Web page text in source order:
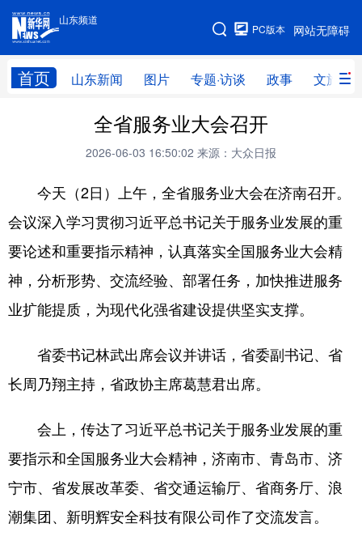
山东频道
网站无障碍
PC版本
首页 山东新闻 图片 专题·访谈 政事 文旅
手机版
网站地图
高层 时政
财经 网评
台湾 思客智库 全球连线 教育
科技 科普 体育 文化
健康 军事 访谈 视频
图片 中央文件 金融 汽车
溯源中国 城市 旅游 能源
会展 彩票 娱乐
悦读 公益 书画 一带一路
亚太网 上市公司 投教基地
地方频道
全省服务业大会召开
2026-06-03 16:50:02 来源：大众日报
今天（2日）上午，全省服务业大会在济南召开。
会议深入学习贯彻习近平总书记关于服务业发展的重
要论述和重要指示精神，认真落实全国服务业大会精
神，分析形势、交流经验、部署任务，加快推进服务
业扩能提质，为现代化强省建设提供坚实支撑。
省委书记林武出席会议并讲话，省委副书记、省
长周乃翔主持，省政协主席葛慧君出席。
会上，传达了习近平总书记关于服务业发展的重
要指示和全国服务业大会精神，济南市、青岛市、济
宁市、省发展改革委、省交通运输厅、省商务厅、浪
潮集团、新明辉安全科技有限公司作了交流发言。